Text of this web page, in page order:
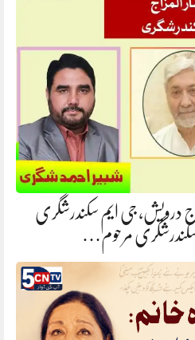
درویش، جی ایم سکندرشگری
مرحوم…